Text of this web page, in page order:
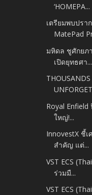
‘HOMEPA...
เตรียมพบปรา
MatePad
มหิดล ชูศักยภ
เปิดยุทธศา...
Royal
ใหญ่!...
InnovestX ชี้
สำคัญ แต่...
VST ECS
ร่วมมื...
VST ECS